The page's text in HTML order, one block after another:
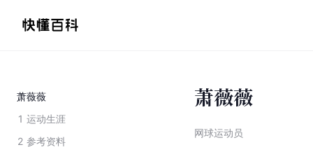
萧薇薇
1 运动生涯
2 参考资料
萧薇薇
网球运动员